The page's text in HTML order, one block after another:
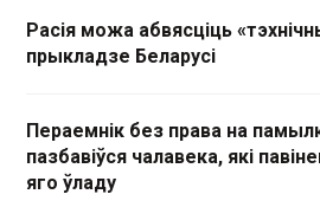
Расія можа абвясціць
прыкладзе Беларусі
Пераемнік без права на
пазбавіўся чалавека, які
яго ўладу